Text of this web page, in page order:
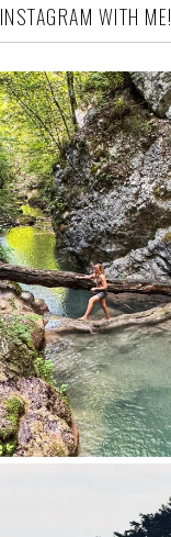
INSTAGRAM WITH ME!